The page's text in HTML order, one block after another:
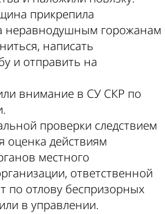
прикрепила
неравнодушным горожанам
написать
и отправить на
внимание в СУ СКР по
проверки следствием
оценка действиям
местного
ответственной
по отлову беспризорных
в управлении.